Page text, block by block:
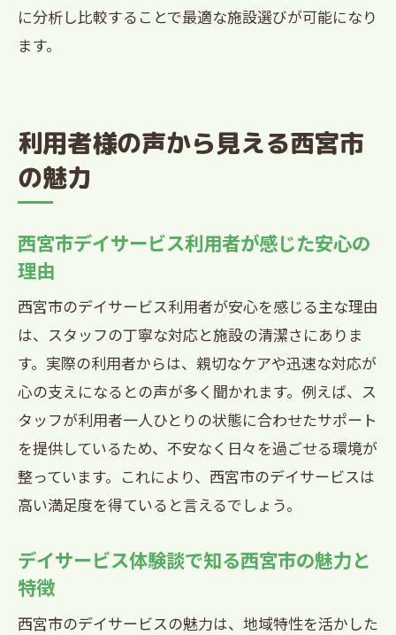
に分析し比較することで最適な施設選びが可能になり
ます。
利用者様の声から見える西宮市
の魅力
西宮市デイサービス利用者が感じた安心の
理由
西宮市のデイサービス利用者が安心を感じる主な理由
は、スタッフの丁寧な対応と施設の清潔さにありま
す。実際の利用者からは、親切なケアや迅速な対応が
心の支えになるとの声が多く聞かれます。例えば、ス
タッフが利用者一人ひとりの状態に合わせたサポート
を提供しているため、不安なく日々を過ごせる環境が
整っています。これにより、西宮市のデイサービスは
高い満足度を得ていると言えるでしょう。
デイサービス体験談で知る西宮市の魅力と
特徴
西宮市のデイサービスの魅力は、地域特性を活かした